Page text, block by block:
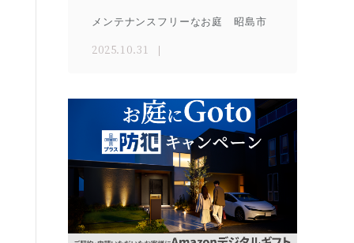
メンテナンスフリーなお庭 昭島市
2025.10.31